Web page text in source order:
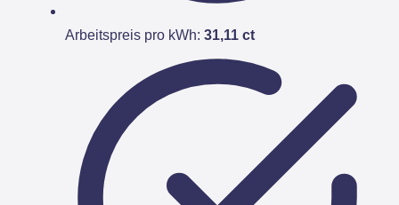
Arbeitspreis pro kWh: 31,11 ct